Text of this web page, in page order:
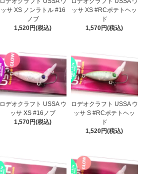
ッサ XS ノンラトル #16
ノブ
1,520円(税込)
ッサ XS #RCポテトヘッ
ド
1,570円(税込)
ロデオクラフト USSA ウ
ッサ XS #16ノブ
1,570円(税込)
ロデオクラフト USSA ウ
ッサ S #RCポテトヘッ
ド
1,520円(税込)